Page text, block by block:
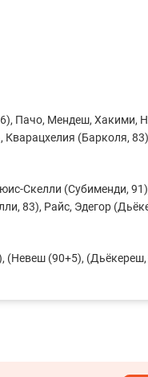
Пачо, Мендеш, Хакими,
Кварацхелия (Барколя,
Скелли (Субименди,
83), Райс, Эдегор
(Невеш (90+5), (Дьёкереш,